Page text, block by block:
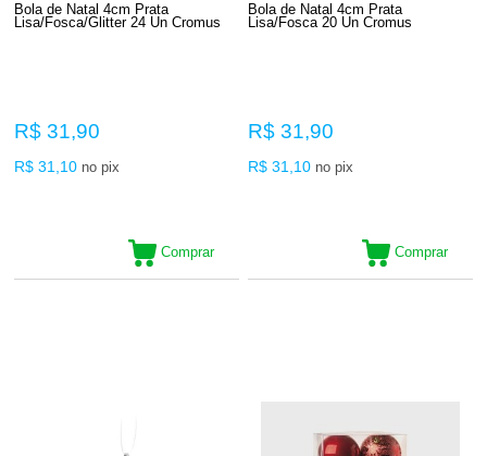
Bola de Natal 4cm Prata
Lisa/Fosca/Glitter 24 Un Cromus
R$ 31,90
R$ 31,10 no pix
Comprar
Bola de Natal 4cm Prata
Lisa/Fosca 20 Un Cromus
R$ 31,90
R$ 31,10 no pix
Comprar